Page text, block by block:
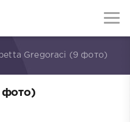
Gregoraci (9 фото)
фото)